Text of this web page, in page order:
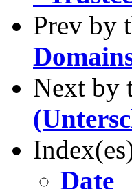
Prev by
Next by
Date